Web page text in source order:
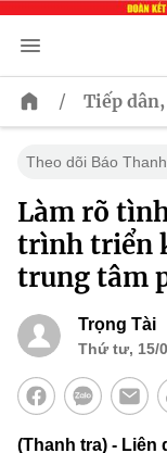
/ Tiếp
Theo dõi Báo
Làm rõ
trình triển
trung tâm
Trọng Tài
Thứ tư, 15/
(Thanh tra) - Liên